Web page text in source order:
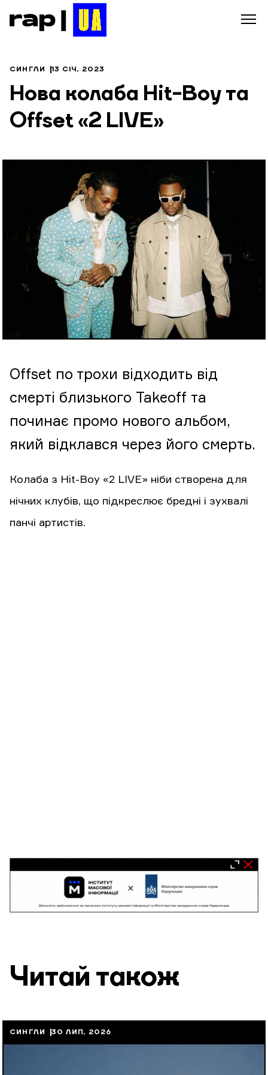
СИНГЛИ 13 СІЧ, 2023
Нова колаба Hit-Boy та
Offset «2 LIVE»
Offset по трохи відходить від
смерті близького Takeoff та
починає промо нового альбом,
який відклався через його смерть.
Колаба з Hit-Boy «2 LIVE» ніби створена для
нічних клубів, що підкреслює бредні і зухвалі
панчі артистів.
Читай також
СИНГЛИ 30 ЛИП, 2026